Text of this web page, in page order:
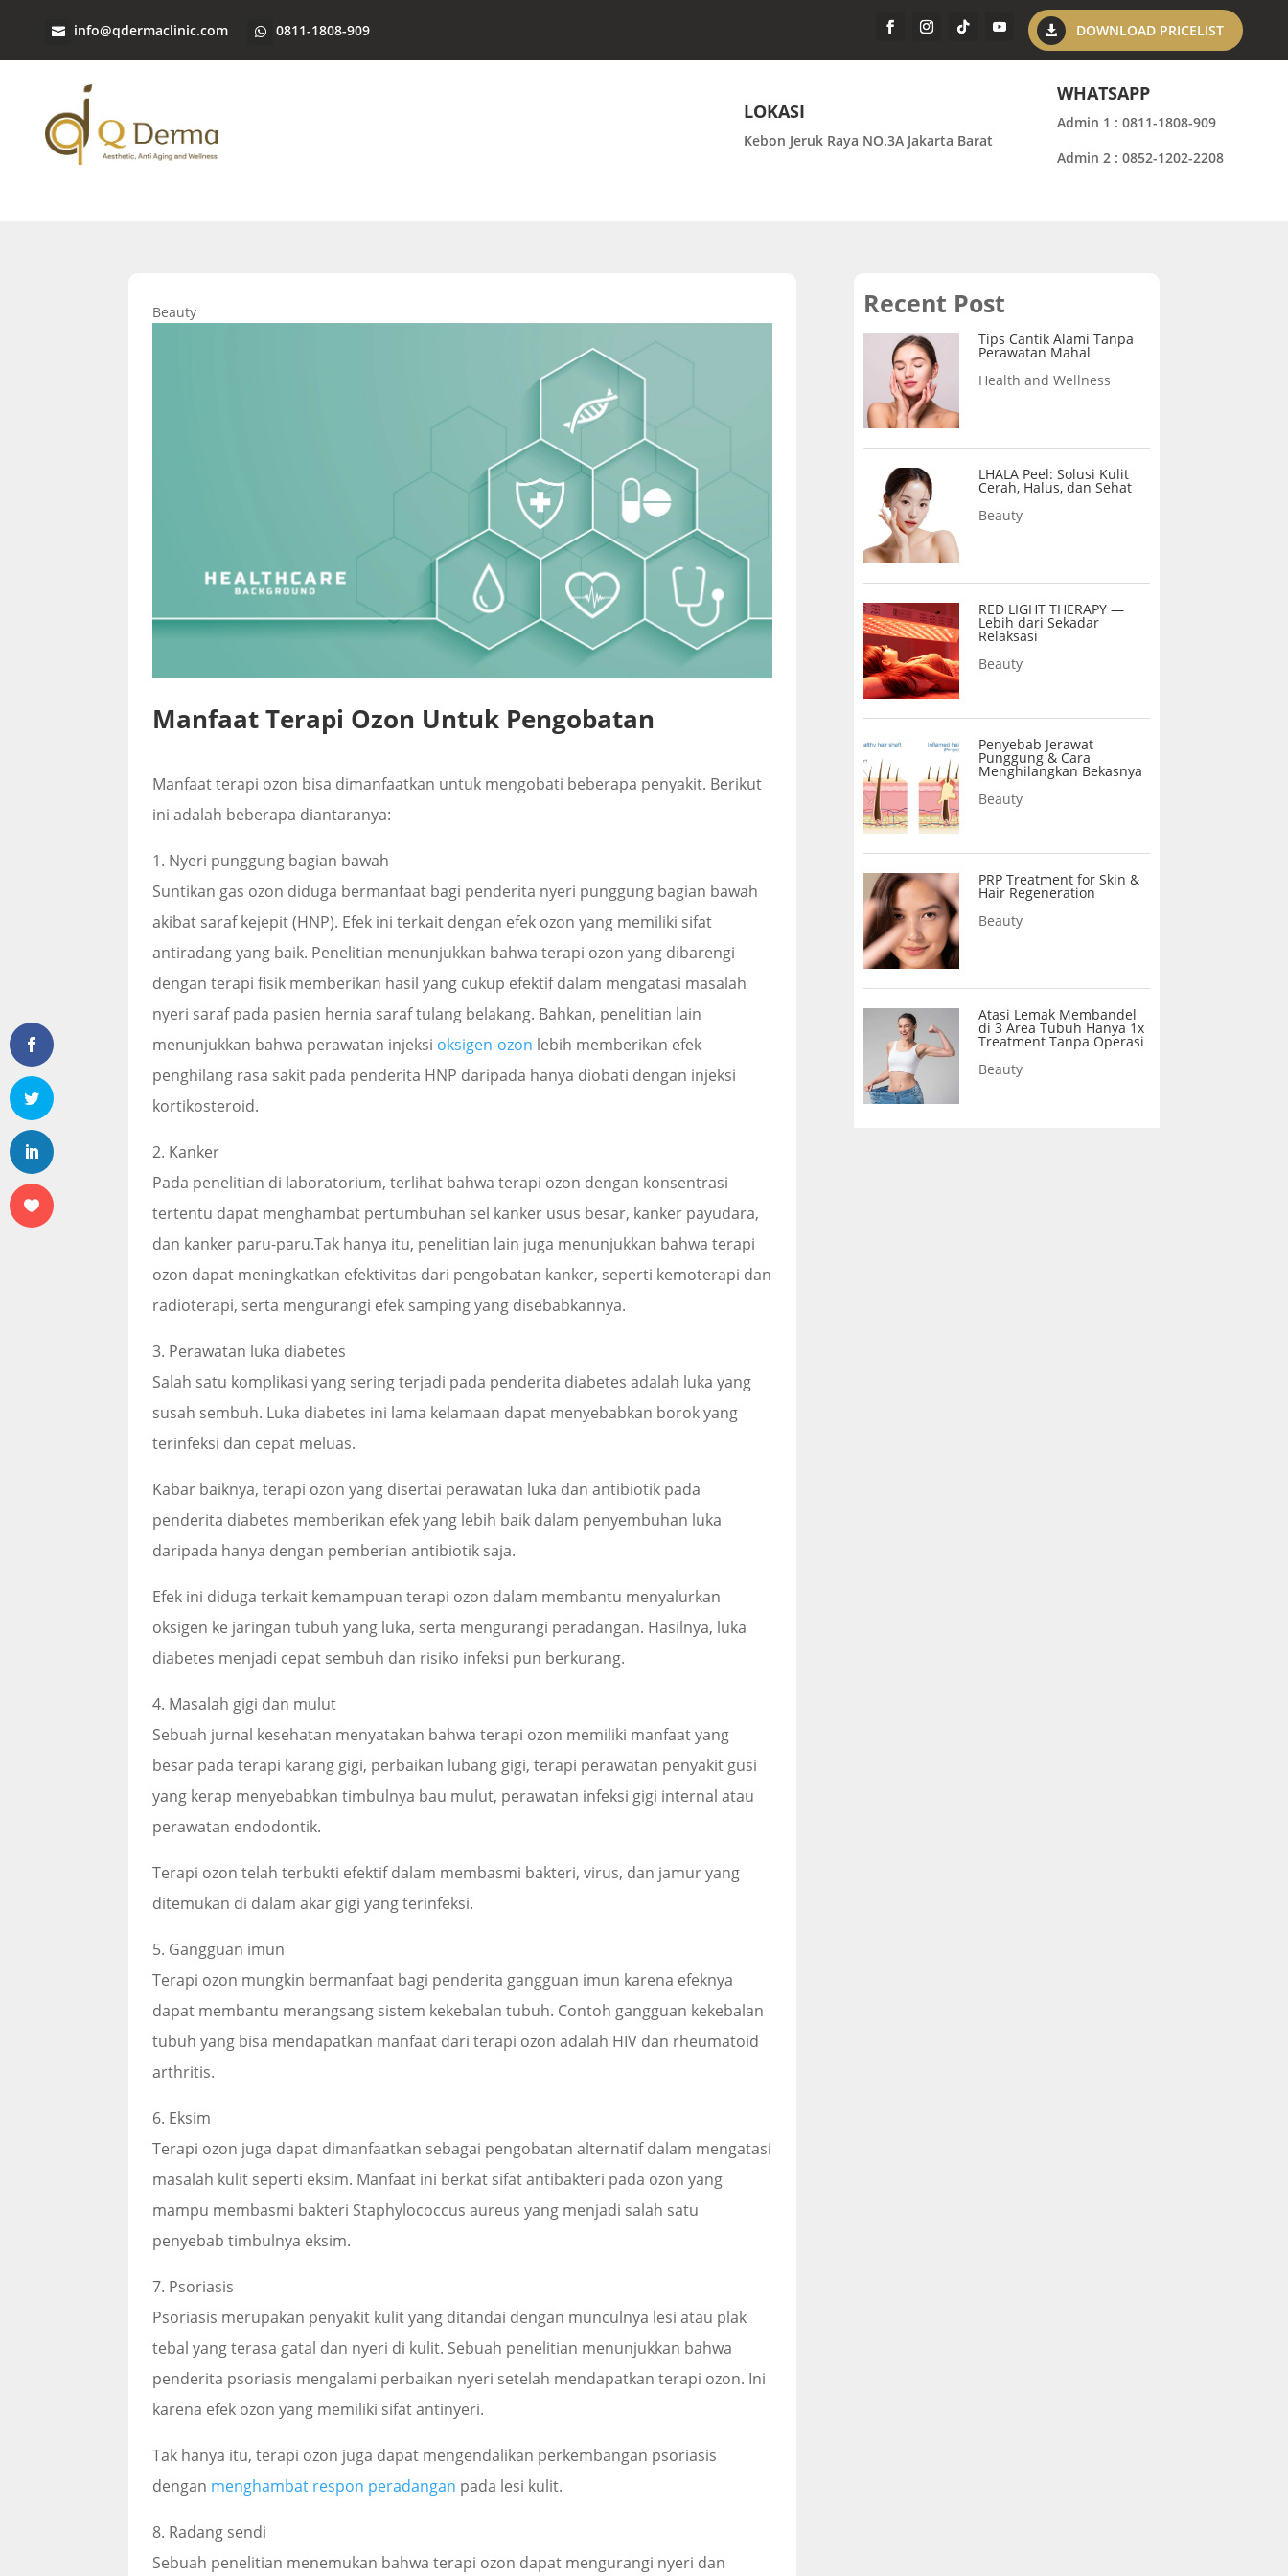
info@qdermaclinic.com 0811-1808-909 DOWNLOAD PRICELIST
LOKASI
Kebon Jeruk Raya NO.3A Jakarta Barat
WHATSAPP
Admin 1 : 0811-1808-909
Admin 2 : 0852-1202-2208
Beauty
Manfaat Terapi Ozon Untuk Pengobatan
Manfaat terapi ozon bisa dimanfaatkan untuk mengobati beberapa penyakit. Berikut
ini adalah beberapa diantaranya:
1. Nyeri punggung bagian bawah
Suntikan gas ozon diduga bermanfaat bagi penderita nyeri punggung bagian bawah
akibat saraf kejepit (HNP). Efek ini terkait dengan efek ozon yang memiliki sifat
antiradang yang baik. Penelitian menunjukkan bahwa terapi ozon yang dibarengi
dengan terapi fisik memberikan hasil yang cukup efektif dalam mengatasi masalah
nyeri saraf pada pasien hernia saraf tulang belakang. Bahkan, penelitian lain
menunjukkan bahwa perawatan injeksi oksigen-ozon lebih memberikan efek
penghilang rasa sakit pada penderita HNP daripada hanya diobati dengan injeksi
kortikosteroid.
2. Kanker
Pada penelitian di laboratorium, terlihat bahwa terapi ozon dengan konsentrasi
tertentu dapat menghambat pertumbuhan sel kanker usus besar, kanker payudara,
dan kanker paru-paru.Tak hanya itu, penelitian lain juga menunjukkan bahwa terapi
ozon dapat meningkatkan efektivitas dari pengobatan kanker, seperti kemoterapi dan
radioterapi, serta mengurangi efek samping yang disebabkannya.
3. Perawatan luka diabetes
Salah satu komplikasi yang sering terjadi pada penderita diabetes adalah luka yang
susah sembuh. Luka diabetes ini lama kelamaan dapat menyebabkan borok yang
terinfeksi dan cepat meluas.
Kabar baiknya, terapi ozon yang disertai perawatan luka dan antibiotik pada
penderita diabetes memberikan efek yang lebih baik dalam penyembuhan luka
daripada hanya dengan pemberian antibiotik saja.
Efek ini diduga terkait kemampuan terapi ozon dalam membantu menyalurkan
oksigen ke jaringan tubuh yang luka, serta mengurangi peradangan. Hasilnya, luka
diabetes menjadi cepat sembuh dan risiko infeksi pun berkurang.
4. Masalah gigi dan mulut
Sebuah jurnal kesehatan menyatakan bahwa terapi ozon memiliki manfaat yang
besar pada terapi karang gigi, perbaikan lubang gigi, terapi perawatan penyakit gusi
yang kerap menyebabkan timbulnya bau mulut, perawatan infeksi gigi internal atau
perawatan endodontik.
Terapi ozon telah terbukti efektif dalam membasmi bakteri, virus, dan jamur yang
ditemukan di dalam akar gigi yang terinfeksi.
5. Gangguan imun
Terapi ozon mungkin bermanfaat bagi penderita gangguan imun karena efeknya
dapat membantu merangsang sistem kekebalan tubuh. Contoh gangguan kekebalan
tubuh yang bisa mendapatkan manfaat dari terapi ozon adalah HIV dan rheumatoid
arthritis.
6. Eksim
Terapi ozon juga dapat dimanfaatkan sebagai pengobatan alternatif dalam mengatasi
masalah kulit seperti eksim. Manfaat ini berkat sifat antibakteri pada ozon yang
mampu membasmi bakteri Staphylococcus aureus yang menjadi salah satu
penyebab timbulnya eksim.
7. Psoriasis
Psoriasis merupakan penyakit kulit yang ditandai dengan munculnya lesi atau plak
tebal yang terasa gatal dan nyeri di kulit. Sebuah penelitian menunjukkan bahwa
penderita psoriasis mengalami perbaikan nyeri setelah mendapatkan terapi ozon. Ini
karena efek ozon yang memiliki sifat antinyeri.
Tak hanya itu, terapi ozon juga dapat mengendalikan perkembangan psoriasis
dengan menghambat respon peradangan pada lesi kulit.
8. Radang sendi
Sebuah penelitian menemukan bahwa terapi ozon dapat mengurangi nyeri dan
Recent Post
Tips Cantik Alami Tanpa
Perawatan Mahal
Health and Wellness
LHALA Peel: Solusi Kulit
Cerah, Halus, dan Sehat
Beauty
RED LIGHT THERAPY —
Lebih dari Sekadar
Relaksasi
Beauty
Penyebab Jerawat
Punggung & Cara
Menghilangkan Bekasnya
Beauty
PRP Treatment for Skin &
Hair Regeneration
Beauty
Atasi Lemak Membandel
di 3 Area Tubuh Hanya 1x
Treatment Tanpa Operasi
Beauty